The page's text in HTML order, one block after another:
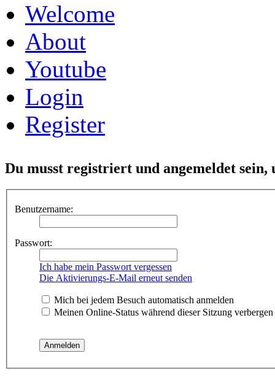
Welcome
About
Youtube
Login
Register
Du musst registriert und angemeldet sein,
Benutzername:
Passwort:
Ich habe mein Passwort vergessen
Die Aktivierungs-E-Mail erneut senden
Mich bei jedem Besuch automatisch anmelden
Meinen Online-Status während dieser Sitzung verbergen